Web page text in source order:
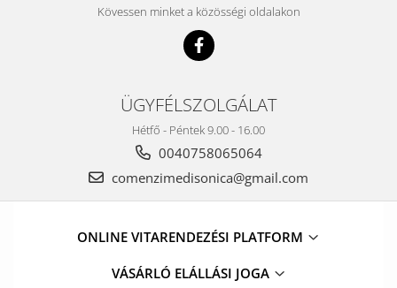
Kövessen minket a közösségi oldalakon
ÜGYFÉLSZOLGÁLAT
Hétfő - Péntek 9.00 - 16.00
0040758065064
comenzimedisonica@gmail.com
ONLINE VITARENDEZÉSI PLATFORM
VÁSÁRLÓ ELÁLLÁSI JOGA